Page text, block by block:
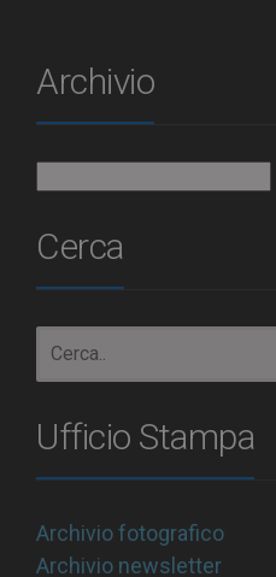
Archivio
Cerca
Ufficio Stampa
Archivio fotografico
Archivio newsletter